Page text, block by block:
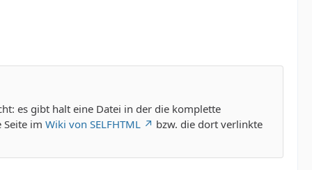
es gibt halt eine Datei in der die komplette
im Wiki von SELFHTML bzw. die dort verlinkte